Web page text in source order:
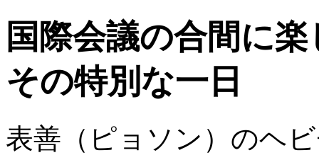
国際会議の合間に
その特別な一日
表善（ピョソン）のヘ